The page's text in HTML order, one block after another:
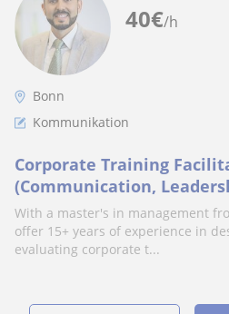
40€/h
Bonn
Kommunikation
Corporate Training
(Communication,
Management)
With a master's in management
offer 15+ years of experience in
evaluating corporate t...